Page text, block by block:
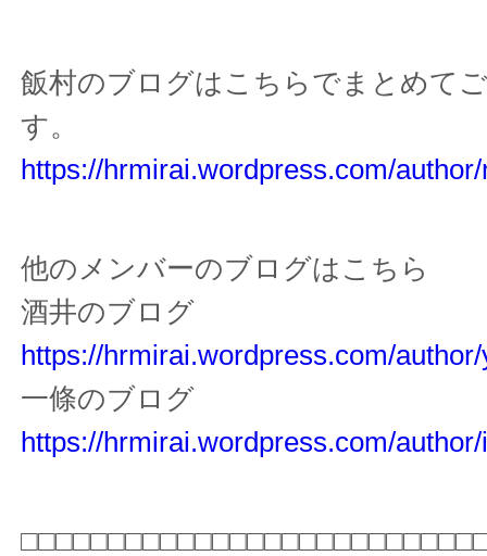
飯村のブログはこちらでまとめて
す。
https://hrmirai.wordpress.com/
他のメンバーのブログはこちら
酒井のブログ
https://hrmirai.wordpress.com/
一條のブログ
https://hrmirai.wordpress.com/